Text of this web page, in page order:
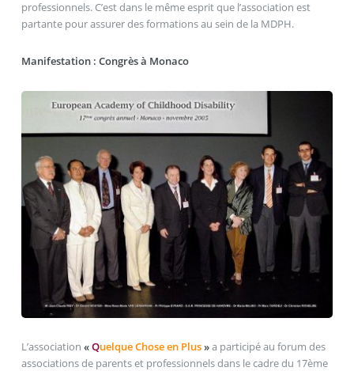
professionnels. C’est dans le même esprit que l’association est
partante pour assurer des formations au sein de la MDPH.
Manifestation : Congrès à Monaco
L’association «Quelque Chose en Plus»a participé au forum des
associations de parents et professionnels dans le cadre du 17ème